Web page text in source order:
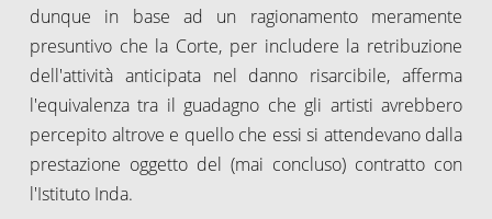
dunque in base ad un ragionamento meramente
presuntivo che la Corte, per includere la retribuzione
dell'attività anticipata nel danno risarcibile, afferma
l'equivalenza tra il guadagno che gli artisti avrebbero
percepito altrove e quello che essi si attendevano dalla
prestazione oggetto del (mai concluso) contratto con
l'Istituto Inda.